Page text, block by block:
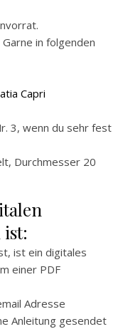
in folgenden
Capri
3, wenn du sehr fest
Durchmesser 20
ist:
ist ein digitales
einer PDF
Adresse
Anleitung gesendet